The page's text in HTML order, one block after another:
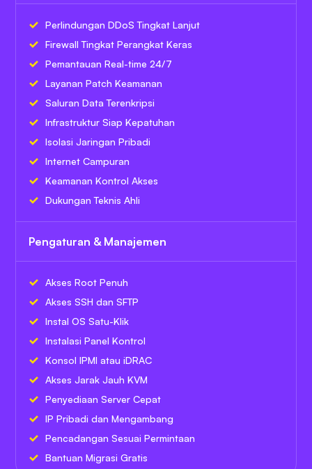
Perlindungan DDoS Tingkat Lanjut
Firewall Tingkat Perangkat Keras
Pemantauan Real-time 24/7
Layanan Patch Keamanan
Saluran Data Terenkripsi
Infrastruktur Siap Kepatuhan
Isolasi Jaringan Pribadi
Internet Campuran
Keamanan Kontrol Akses
Dukungan Teknis Ahli
Pengaturan & Manajemen
Akses Root Penuh
Akses SSH dan SFTP
Instal OS Satu-Klik
Instalasi Panel Kontrol
Konsol IPMI atau iDRAC
Akses Jarak Jauh KVM
Penyediaan Server Cepat
IP Pribadi dan Mengambang
Pencadangan Sesuai Permintaan
Bantuan Migrasi Gratis